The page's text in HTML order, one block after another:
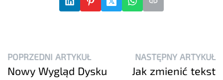
POPRZEDNI ARTYKUŁ
Nowy Wygląd Dysku
NASTĘPNY ARTYKUŁ
Jak zmienić tekst